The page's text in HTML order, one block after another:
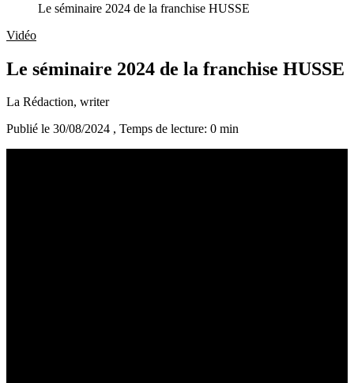
Le séminaire 2024 de la franchise HUSSE
Vidéo
Le séminaire 2024 de la franchise HUSSE
La Rédaction, writer
Publié le 30/08/2024 , Temps de lecture: 0 min